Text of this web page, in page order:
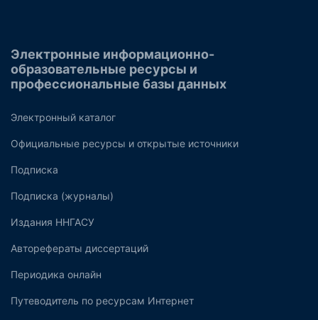
Электронные информационно-
образовательные ресурсы и
профессиональные базы данных
Электронный каталог
Официальные ресурсы и открытые источники
Подписка
Подписка (журналы)
Издания ННГАСУ
Авторефераты диссертаций
Периодика онлайн
Путеводитель по ресурсам Интернет